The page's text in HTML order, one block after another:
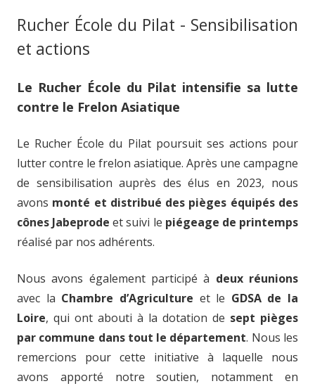
Rucher École du Pilat - Sensibilisation
et actions
Le Rucher École du Pilat intensifie sa lutte
contre le Frelon Asiatique
Le Rucher École du Pilat poursuit ses actions pour
lutter contre le frelon asiatique. Après une campagne
de sensibilisation auprès des élus en 2023, nous
avons monté et distribué des pièges équipés des
cônes Jabeprode et suivi le piégeage de printemps
réalisé par nos adhérents.
Nous avons également participé à deux réunions
avec la Chambre d’Agriculture et le GDSA de la
Loire, qui ont abouti à la dotation de sept pièges
par commune dans tout le département. Nous les
remercions pour cette initiative à laquelle nous
avons apporté notre soutien, notamment en